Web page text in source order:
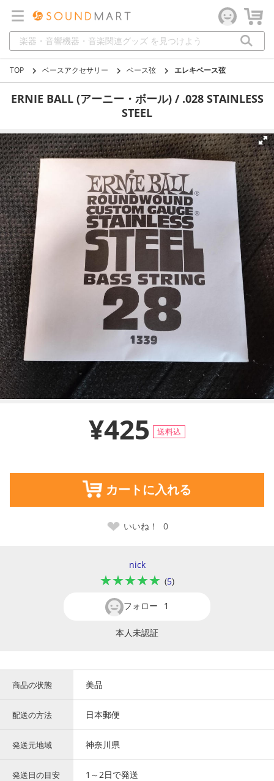
TOP ベースアクセサリー ベース弦 エレキベース弦
ERNIE BALL (アーニー・ボール) / .028 STAINLESS
STEEL
¥425 送料込
カートに入れる
いいね！ 0
nick
★★★★★ (5)
フォロー 1
本人未認証
商品の状態 美品
配送の方法 日本郵便
発送元地域 神奈川県
発送日の目安 1～2日で発送